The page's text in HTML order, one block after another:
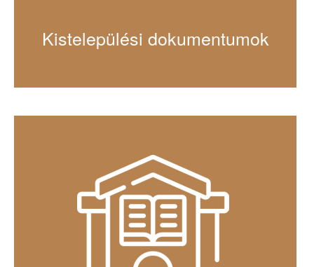
Kistelepülési dokumentumok